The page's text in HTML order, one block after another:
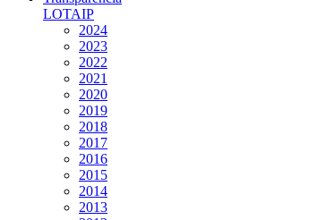
LOTAIP
2024
2023
2022
2021
2020
2019
2018
2017
2016
2015
2014
2013